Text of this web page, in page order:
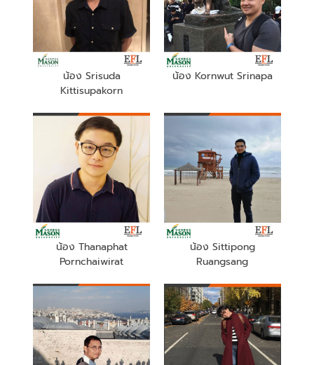
น้อง Srisuda
Kittisupakorn
น้อง Kornwut Srinapa
น้อง Thanaphat
Pornchaiwirat
น้อง Sittipong
Ruangsang